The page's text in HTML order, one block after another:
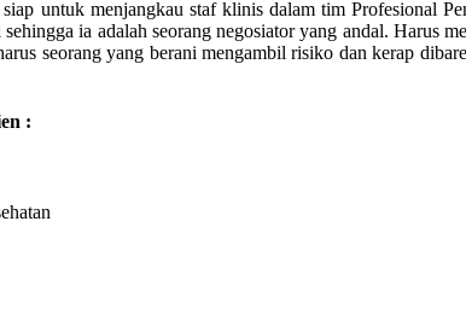
siap untuk menjangkau staf klinis dalam tim Profesional
ia adalah seorang negosiator yang andal. Harus
seorang yang berani mengambil risiko dan kerap
: